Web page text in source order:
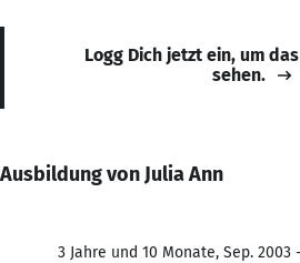
Logg Dich jetzt ein, um
sehen.
Ausbildung von Julia Ann
3 Jahre und 10 Monate, Sep. 2003